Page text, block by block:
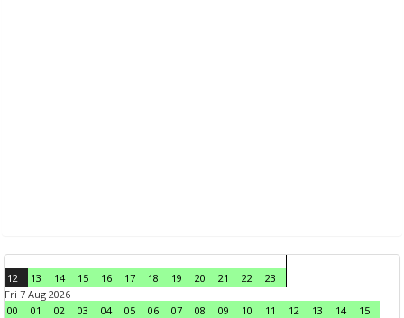
12 13 14 15 16 17 18 19 20 21 22
23
Fri 7 Aug 2026
00
01 02 03 04 05 06 07 08 09 10 11 12 13 14
15